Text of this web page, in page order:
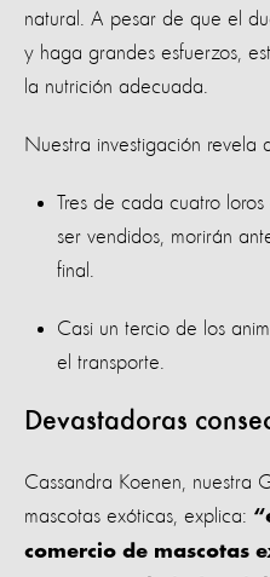
natural. A pesar de que el
y haga grandes esfuerzos,
la nutrición adecuada.
Nuestra investigación revela
Tres de cada cuatro
ser vendidos, morirán
final.
Casi un tercio de los
el transporte.
Devastadoras
Cassandra Koenen, nuestra
mascotas exóticas, explica:
comercio de mascotas